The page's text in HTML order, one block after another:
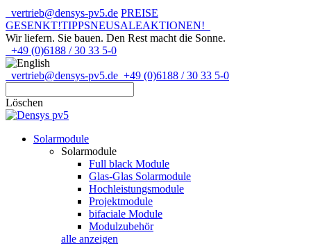
vertrieb@densys-pv5.de PREISE
GESENKT!TIPPSNEUSALEAKTIONEN!
Wir liefern. Sie bauen. Den Rest macht die Sonne.
+49 (0)6188 / 30 33 5-0
vertrieb@densys-pv5.de +49 (0)6188 / 30 33 5-0
Löschen
Solarmodule
Solarmodule
Full black Module
Glas-Glas Solarmodule
Hochleistungsmodule
Projektmodule
bifaciale Module
Modulzubehör
alle anzeigen